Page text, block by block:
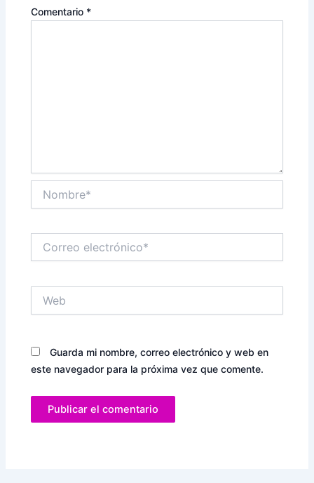
Comentario *
electrónico*
Guarda mi nombre, correo electrónico y web en
este navegador para la próxima vez que comente.